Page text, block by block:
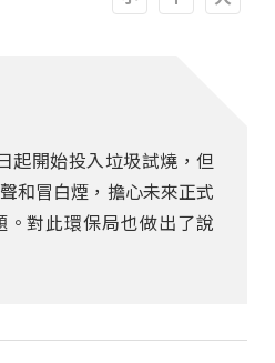
起開始投入垃圾試燒，但
和冒白煙，擔心未來正式
。對此環保局也做出了說